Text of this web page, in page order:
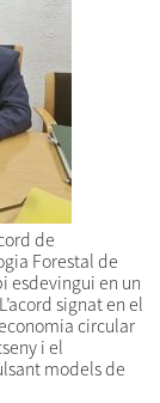
de
Forestal de
esdevingui en un
signat en el
circular
i el
models de